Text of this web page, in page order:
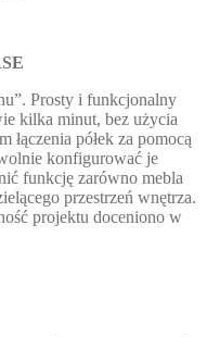
Prosty i funkcjonalny
kilka minut, bez użycia
półek za pomocą
konfigurować je
funkcję zarówno mebla
przestrzeń wnętrza.
projektu doceniono w